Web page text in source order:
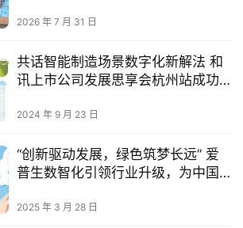
2026 年 7 月 31 日
共话智能制造场景数字化新解法 和
讯上市公司发展思享会杭州站成功
2024 年 9 月 23 日
“创新驱动发展，绿色筑梦长远” 爱
普生数智化引领行业升级，为中国
2025 年 3 月 28 日